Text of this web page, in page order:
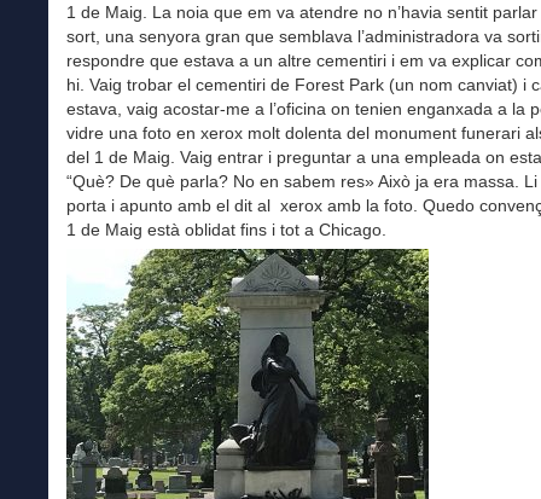
1 de Maig. La noia que em va atendre no n’havia sentit
sort, una senyora gran que semblava l’administradora va
respondre que estava a un altre cementiri i em va explicar
hi. Vaig trobar el cementiri de Forest Park (un nom canviat) i
estava, vaig acostar-me a l’oficina on tenien enganxada a la
vidre una foto en xerox molt dolenta del monument funerari
del 1 de Maig. Vaig entrar i preguntar a una empleada on
“Què? De què parla? No en sabem res» Això ja era massa.
porta i apunto amb el dit al xerox amb la foto. Quedo
1 de Maig està oblidat fins i tot a Chicago.